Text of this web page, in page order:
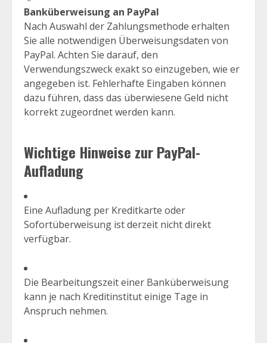
Banküberweisung an PayPal
Nach Auswahl der Zahlungsmethode erhalten
Sie alle notwendigen Überweisungsdaten von
PayPal. Achten Sie darauf, den
Verwendungszweck exakt so einzugeben, wie er
angegeben ist. Fehlerhafte Eingaben können
dazu führen, dass das überwiesene Geld nicht
korrekt zugeordnet werden kann.
Wichtige Hinweise zur PayPal-
Aufladung
Eine Aufladung per Kreditkarte oder
Sofortüberweisung ist derzeit nicht direkt
verfügbar.
Die Bearbeitungszeit einer Banküberweisung
kann je nach Kreditinstitut einige Tage in
Anspruch nehmen.